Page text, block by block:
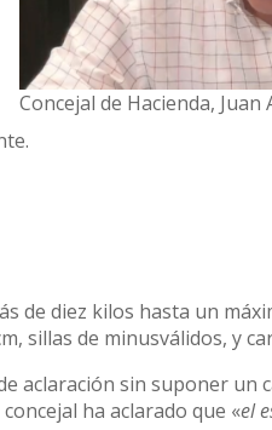
Concejal de Hacienda,
de diez kilos hasta un
sillas de minusválidos, y
aclaración sin suponer un
ha aclarado que «el